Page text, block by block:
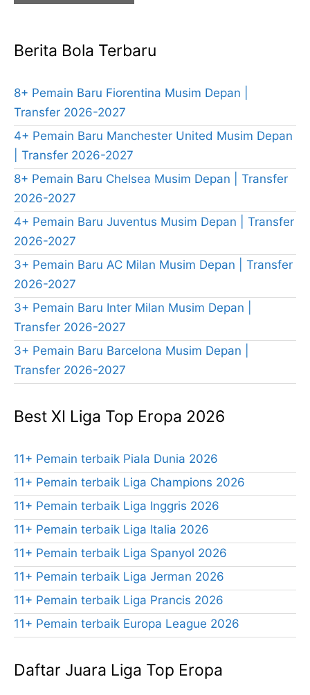
Berita Bola Terbaru
8+ Pemain Baru Fiorentina Musim Depan |
Transfer 2026-2027
4+ Pemain Baru Manchester United Musim Depan
| Transfer 2026-2027
8+ Pemain Baru Chelsea Musim Depan | Transfer
2026-2027
4+ Pemain Baru Juventus Musim Depan | Transfer
2026-2027
3+ Pemain Baru AC Milan Musim Depan | Transfer
2026-2027
3+ Pemain Baru Inter Milan Musim Depan |
Transfer 2026-2027
3+ Pemain Baru Barcelona Musim Depan |
Transfer 2026-2027
Best XI Liga Top Eropa 2026
11+ Pemain terbaik Piala Dunia 2026
11+ Pemain terbaik Liga Champions 2026
11+ Pemain terbaik Liga Inggris 2026
11+ Pemain terbaik Liga Italia 2026
11+ Pemain terbaik Liga Spanyol 2026
11+ Pemain terbaik Liga Jerman 2026
11+ Pemain terbaik Liga Prancis 2026
11+ Pemain terbaik Europa League 2026
Daftar Juara Liga Top Eropa